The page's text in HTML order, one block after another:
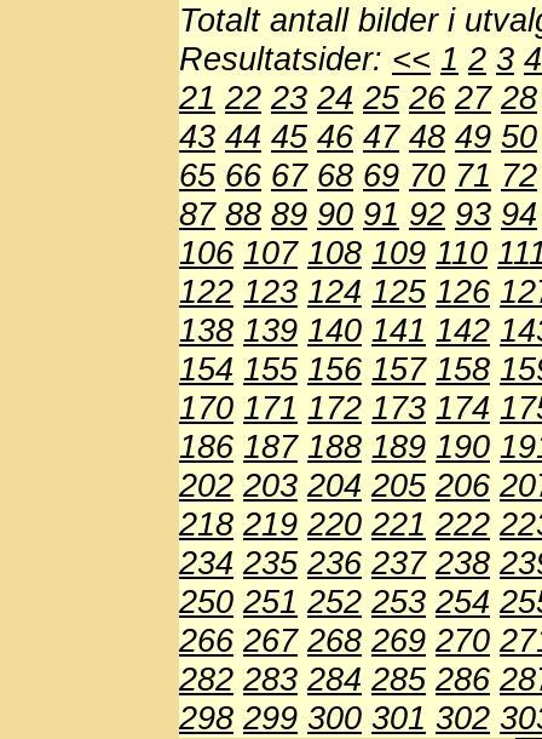
Totalt antall bilder i
Resultatsider: << 1 2 3 4
21 22 23 24 25 26 27 28
43 44 45 46 47 48 49 50
65 66 67 68 69 70 71 72
87 88 89 90 91 92 93 94
106 107 108 109 110
122 123 124 125 126
138 139 140 141 142
154 155 156 157 158
170 171 172 173 174
186 187 188 189 190
202 203 204 205 206
218 219 220 221 222
234 235 236 237 238
250 251 252 253 254
266 267 268 269 270
282 283 284 285 286
298 299 300 301 302